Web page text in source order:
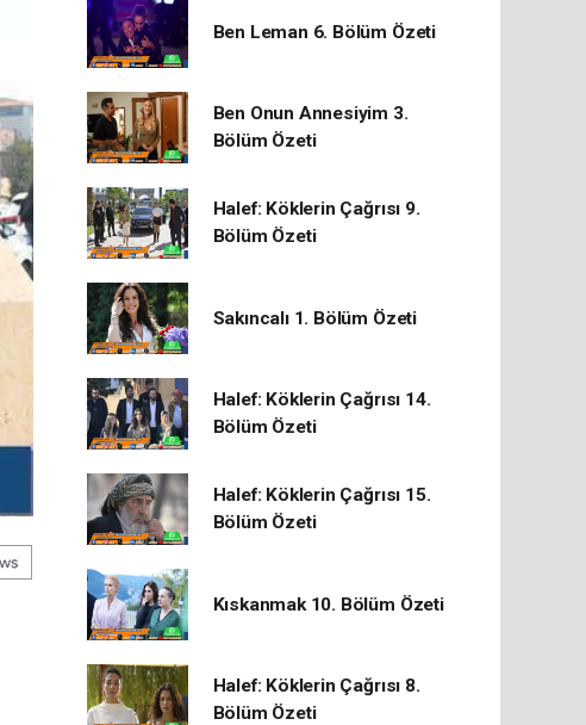
Ben Leman 6. Bölüm Özeti
Ben Onun Annesiyim 3.
Bölüm Özeti
Halef: Köklerin Çağrısı 9.
Bölüm Özeti
Sakıncalı 1. Bölüm Özeti
Halef: Köklerin Çağrısı 14.
Bölüm Özeti
Halef: Köklerin Çağrısı 15.
Bölüm Özeti
Kıskanmak 10. Bölüm Özeti
Halef: Köklerin Çağrısı 8.
Bölüm Özeti